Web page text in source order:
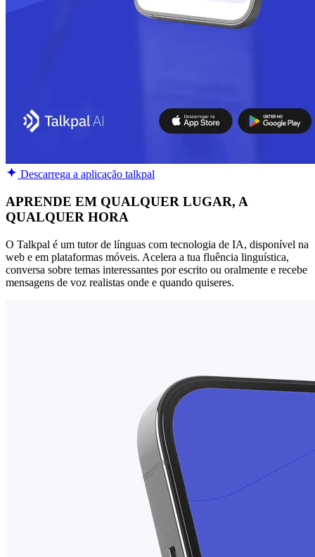
Descarrega a aplicação talkpal
APRENDE EM QUALQUER LUGAR, A
QUALQUER HORA
O Talkpal é um tutor de línguas com tecnologia de IA, disponível na
web e em plataformas móveis. Acelera a tua fluência linguística,
conversa sobre temas interessantes por escrito ou oralmente e recebe
mensagens de voz realistas onde e quando quiseres.